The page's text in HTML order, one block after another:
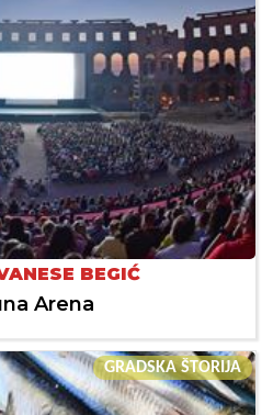
BEGIĆ
Arena
GRADSKA ŠTORIJA